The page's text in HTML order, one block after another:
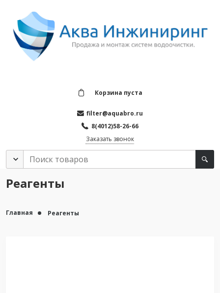
filter@aquabro.ru
8(4012)58-26-66
Заказать звонок
Корзина пуста
Реагенты
Главная Реагенты